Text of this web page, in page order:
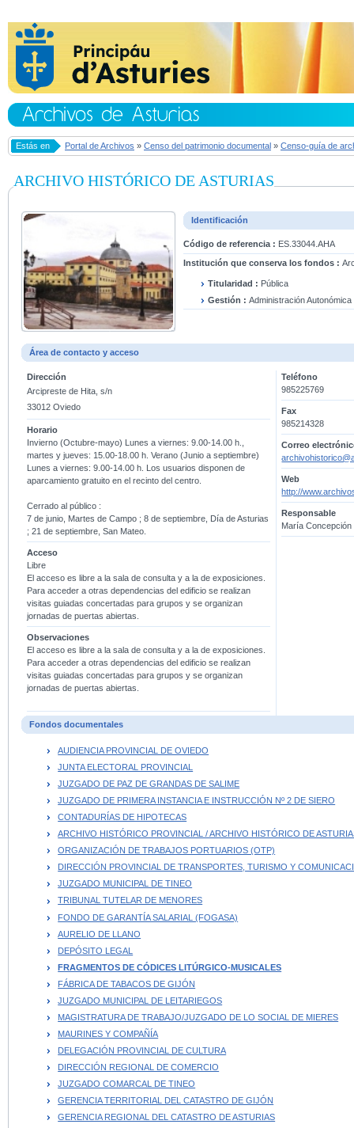
Estás en Portal de Archivos » Censo del patrimonio documental » Censo-guía de
ARCHIVO HISTÓRICO DE ASTURIAS
Identificación
Código de referencia : ES.33044.AHA
Institución que conserva los fondos :
Titularidad : Pública
Gestión :Administración Autonómica
Área de contacto y acceso
Dirección
Arcipreste de Hita, s/n
33012 Oviedo
Horario
Invierno (Octubre-mayo) Lunes a viernes: 9.00-14.00 h.,
martes y jueves: 15.00-18.00 h. Verano (Junio a septiembre)
Lunes a viernes: 9.00-14.00 h. Los usuarios disponen de
aparcamiento gratuito en el recinto del centro.
Cerrado al público :
7 de junio, Martes de Campo ; 8 de septiembre, Día de Asturias
; 21 de septiembre, San Mateo.
Acceso
Libre
El acceso es libre a la sala de consulta y a la de exposiciones.
Para acceder a otras dependencias del edificio se realizan
visitas guiadas concertadas para grupos y se organizan
jornadas de puertas abiertas.
Observaciones
El acceso es libre a la sala de consulta y a la de exposiciones.
Para acceder a otras dependencias del edificio se realizan
visitas guiadas concertadas para grupos y se organizan
jornadas de puertas abiertas.
Teléfono
985225769
Fax
985214328
Correo
Web
http://
Responsable
María
Fondos documentales
AUDIENCIA PROVINCIAL DE OVIEDO
JUNTA ELECTORAL PROVINCIAL
JUZGADO DE PAZ DE GRANDAS DE SALIME
JUZGADO DE PRIMERA INSTANCIA E INSTRUCCIÓN Nº 2 DE SIERO
CONTADURÍAS DE HIPOTECAS
ARCHIVO HISTÓRICO PROVINCIAL / ARCHIVO HISTÓRICO DE
ORGANIZACIÓN DE TRABAJOS PORTUARIOS (OTP)
DIRECCIÓN PROVINCIAL DE TRANSPORTES, TURISMO Y
JUZGADO MUNICIPAL DE TINEO
TRIBUNAL TUTELAR DE MENORES
FONDO DE GARANTÍA SALARIAL (FOGASA)
AURELIO DE LLANO
DEPÓSITO LEGAL
FRAGMENTOS DE CÓDICES LITÚRGICO-MUSICALES
FÁBRICA DE TABACOS DE GIJÓN
JUZGADO MUNICIPAL DE LEITARIEGOS
MAGISTRATURA DE TRABAJO/JUZGADO DE LO SOCIAL DE MIERES
MAURINES Y COMPAÑÍA
DELEGACIÓN PROVINCIAL DE CULTURA
DIRECCIÓN REGIONAL DE COMERCIO
JUZGADO COMARCAL DE TINEO
GERENCIA TERRITORIAL DEL CATASTRO DE GIJÓN
GERENCIA REGIONAL DEL CATASTRO DE ASTURIAS